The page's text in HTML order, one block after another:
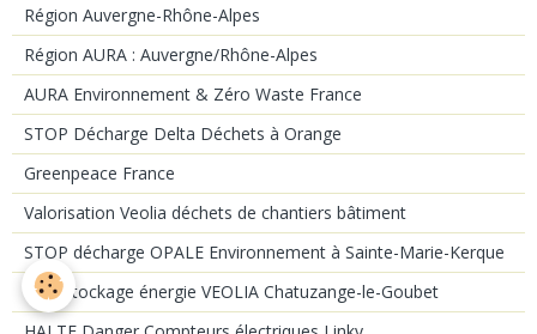
Région Auvergne-Rhône-Alpes
Région AURA : Auvergne/Rhône-Alpes
AURA Environnement & Zéro Waste France
STOP Décharge Delta Déchets à Orange
Greenpeace France
Valorisation Veolia déchets de chantiers bâtiment
STOP décharge OPALE Environnement à Sainte-Marie-Kerque
Pôle stockage énergie VEOLIA Chatuzange-le-Goubet